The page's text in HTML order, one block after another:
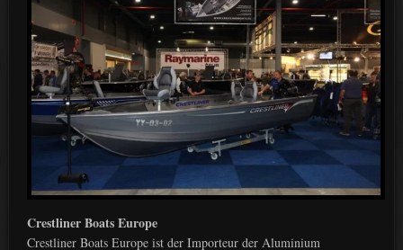
Crestliner Boats Europe
Crestliner Boats Europe ist der Importeur der Aluminium